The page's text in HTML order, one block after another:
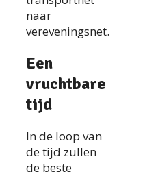
naar
vereveningsnet.
Een
vruchtbare
tijd
In de loop van
de tijd zullen
de beste